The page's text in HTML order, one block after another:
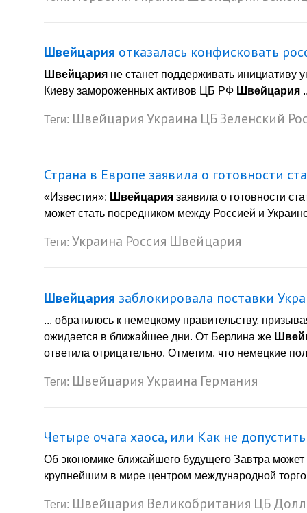
Швейцария отказалась конфисковать
Швейцария не станет поддерживать инициативу
Киеву замороженных активов ЦБ РФ Швейцария
Теги: ШвейцарияУкраина ЦБЗеленский
Страна в Европе заявила о готовности
«Известия»: Швейцария заявила о готовности
может стать посредником между Россией и
Теги: Украина Россия Швейцария
Швейцария заблокировала поставки
... обратилось к немецкому правительству,
ожидается в ближайшее дни. От Берлина же
ответила отрицательно. Отметим, что немецкие
Теги: ШвейцарияУкраина Германия
Четыре очага хаоса, или Как не
Об экономике ближайшего будущего Завтра
крупнейшим в мире центром международной
Теги: Швейцария Великобритания ЦБ